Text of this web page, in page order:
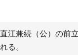
江兼続（公）の前
る。